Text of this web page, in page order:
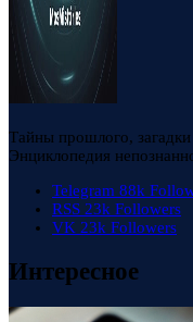
Тайны прошлого,
Энциклопедия
Telegram 88k
RSS 23k Followers
VK 23k Followers
Интересное